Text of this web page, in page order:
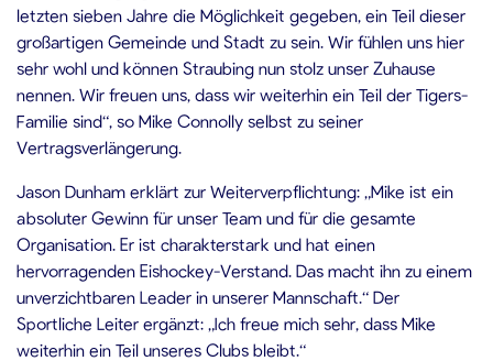
letzten sieben Jahre die Möglichkeit gegeben, ein Teil dieser
großartigen Gemeinde und Stadt zu sein. Wir fühlen uns hier
sehr wohl und können Straubing nun stolz unser Zuhause
nennen. Wir freuen uns, dass wir weiterhin ein Teil der Tigers-
Familie sind“, so Mike Connolly selbst zu seiner
Vertragsverlängerung.
Jason Dunham erklärt zur Weiterverpflichtung: „Mike ist ein
absoluter Gewinn für unser Team und für die gesamte
Organisation. Er ist charakterstark und hat einen
hervorragenden Eishockey-Verstand. Das macht ihn zu einem
unverzichtbaren Leader in unserer Mannschaft.“ Der
Sportliche Leiter ergänzt: „Ich freue mich sehr, dass Mike
weiterhin ein Teil unseres Clubs bleibt.“